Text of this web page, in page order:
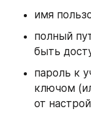
имя
полный
быть
пароль к
ключом
от